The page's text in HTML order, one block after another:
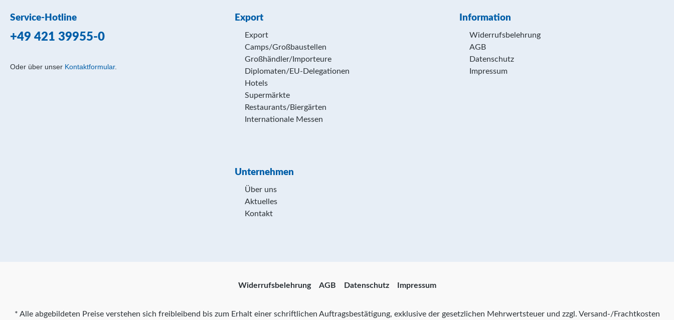
Service-Hotline
+49 421 39955-0
Oder über unser Kontaktformular.
Export
Export
Camps/Großbaustellen
Großhändler/Importeure
Diplomaten/EU-Delegationen
Hotels
Supermärkte
Restaurants/Biergärten
Internationale Messen
Information
Widerrufsbelehrung
AGB
Datenschutz
Impressum
Unternehmen
Über uns
Aktuelles
Kontakt
Widerrufsbelehrung AGB Datenschutz Impressum
* Alle abgebildeten Preise verstehen sich freibleibend bis zum Erhalt einer schriftlichen Auftragsbestätigung, exklusive der gesetzlichen Mehrwertsteuer und zzgl. Versand-/Frachtkosten